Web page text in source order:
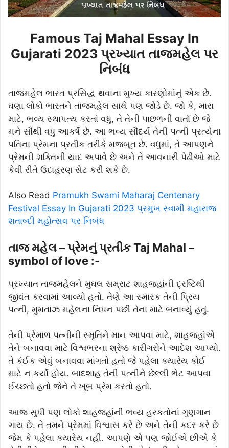
Famous Taj Mahal Essay In
Gujarati 2023 પ્રખ્યાત તાજમહેલ પર
નિબંધ
તાજમહેલ ભારત પ્રસિદ્ધ થવાના મુખ્ય કારણોમાંનું એક છે.
ઘણા લોકો ભારતને તાજમહેલ સાથે પણ જોડે છે. જો કે, મારા
માટે, ભવ્ય સ્થાપત્ય કરતાં વધુ, તે તેની પાછળની વાર્તા છે જે
મને સૌથી વધુ આકર્ષે છે. આ ભવ્ય સૌંદર્ય તેની પત્ની પ્રત્યેના
પતિના પ્રેમના પ્રતીક તરીકે મજબૂત છે. વધુમાં, તે આપણને
પ્રેમની શક્તિની યાદ અપાવે છે અને તે આવનારી પેઢીઓ માટે
કેવી રીતે ઉદાહરણ સેટ કરી શકે છે.
Also Read Pramukh Swami Maharaj Centenary
Festival Essay In Gujarati 2023 પ્રમુખ સ્વામી મહારાજ
શતાબ્દી મહોત્સવ પર નિબંધ
તાજ મહેલ – પ્રેમનું પ્રતીક Taj Mahal –
symbol of love :-
પ્રખ્યાત તાજમહેલને મુઘલ સમ્રાટ શાહજહાંની દ્રષ્ટિથી
જીવંત કરવામાં આવ્યો હતો. તેણે આ સ્મારક તેની પ્રિય
પત્ની, મુમતાઝ મહેલના નિધન પછી તેના માટે બનાવ્યું હતું.
તેની પ્રેમાળ પત્નીની સ્મૃતિને માન આપવા માટે, શાહજહાંએ
તેને બનાવવા માટે વિશ્વભરના શ્રેષ્ઠ કારીગરોને આદેશ આપ્યો.
તે કંઈક એવું બનાવવા માંગતો હતો જે પહેલા ક્યારેય કોઈ
માટે ન કર્યો હોય. બાદશાહ તેની પત્નીને છેલ્લી ભેટ આપવા
ઈચ્છતો હતો જેને તે ખૂબ પ્રેમ કરતો હતો.
આજ સુધી પણ લોકો શાહજહાંની ભવ્ય હરકતોનાં ગુણગાન
ગાય છે. તે તમને પ્રેમમાં વિશ્વાસ કરે છે અને તેની કદર કરે છે
જેમ કે પહેલા ક્યારેય નહીં. આપણે એ પણ જોઈએ છીએ કે